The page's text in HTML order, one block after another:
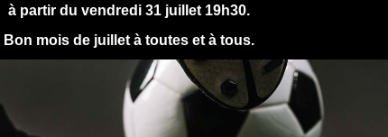
à partir du vendredi 31 juillet 19h30.
Bon mois de juillet à toutes et à tous.